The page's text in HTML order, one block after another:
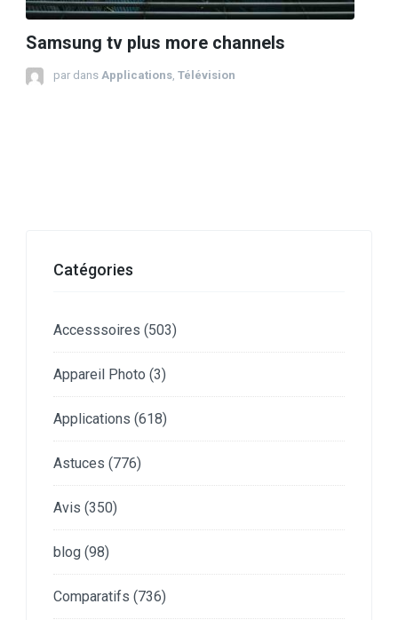
Samsung tv plus more channels
par dans Applications, Télévision
Catégories
Accesssoires (503)
Appareil Photo (3)
Applications (618)
Astuces (776)
Avis (350)
blog (98)
Comparatifs (736)